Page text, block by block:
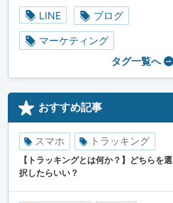
LINE ブログ
マーケティング
タグ一覧へ
おすすめ記事
スマホ トラッキング
【トラッキングとは何か？】どちらを選
択したらいい？